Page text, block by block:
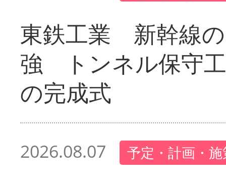
東鉄工業 新幹線
強 トンネル保守
の完成式
2026.08.07 予定・計画・